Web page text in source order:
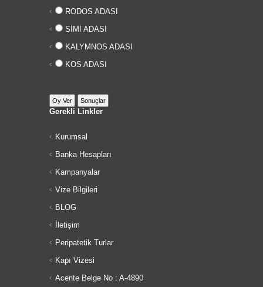
RODOS ADASI
SİMİ ADASI
KALYMNOS ADASI
KOS ADASI
Gerekli Linkler
Kurumsal
Banka Hesapları
Kampanyalar
Vize Bilgileri
BLOG
İletişim
Peripatetik Turlar
Kapı Vizesi
Acente Belge No : A-4890